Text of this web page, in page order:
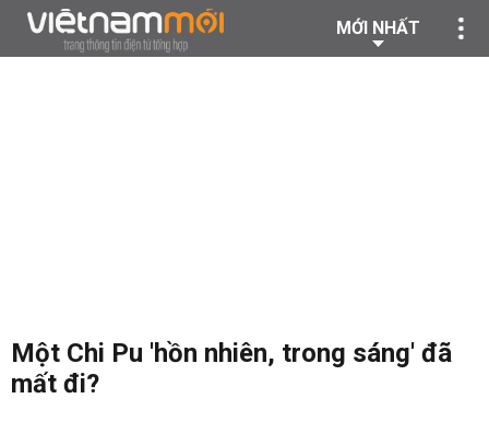
MỚI NHẤT
Một Chi Pu 'hồn nhiên, trong sáng' đã
mất đi?